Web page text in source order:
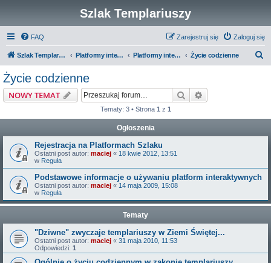
Szlak Templariuszy
FAQ Zaloguj się
Zarejestruj się
Szlak Templariuszy Platformy interaktywne Szlaku Templariuszy Platformy interaktywne - Zakon Templariuszy Życie codzienne
Życie codzienne
NOWY TEMAT Szukaj
Tematy: 3 • Strona 1 z 1
Ogłoszenia
Rejestracja na Platformach Szlaku
Ostatni post autor: maciej « 18 kwie 2012, 13:51
w Reguła
Podstawowe informacje o używaniu platform interaktywnych
Ostatni post autor: maciej « 14 maja 2009, 15:08
w Reguła
Tematy
"Dziwne" zwyczaje templariuszy w Ziemi Świętej...
Ostatni post autor: maciej « 31 maja 2010, 11:53
Odpowiedzi: 1